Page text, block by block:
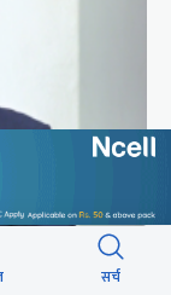
कारोबार
सर्च